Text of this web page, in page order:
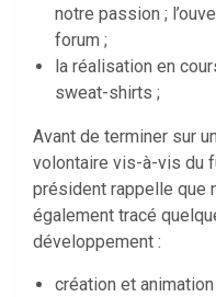
notre passion ;
forum ;
la réalisation en
sweat-shirts ;
Avant de terminer sur
volontaire vis-à-vis du
président rappelle que
également tracé
développement :
création et